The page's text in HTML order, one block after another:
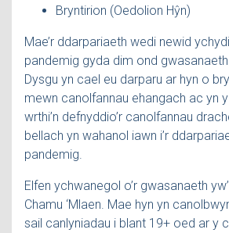
Bryntirion (Oedolion Hŷn)
Mae’r ddarpariaeth wedi newid
pandemig gyda dim ond
Dysgu yn cael eu darparu ar hyn o
mewn canolfannau ehangach ac yn
wrthi’n defnyddio’r canolfannau
bellach yn wahanol iawn i’r
pandemig.
Elfen ychwanegol o’r gwasanaeth
Chamu ‘Mlaen. Mae hyn yn
sail canlyniadau i blant 19+ oed ar y